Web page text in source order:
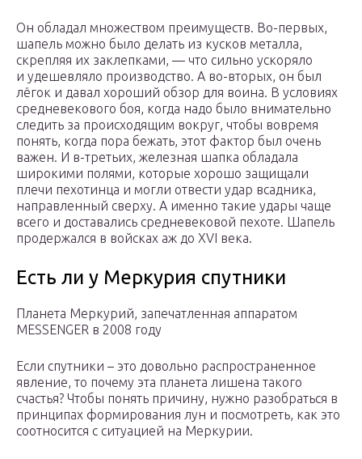
Он обладал множеством преимуществ. Во-первых,
шапель можно было делать из кусков металла,
скрепляя их заклепками, — что сильно ускоряло
и удешевляло производство. А во-вторых, он был
лёгок и давал хороший обзор для воина. В условиях
средневекового боя, когда надо было внимательно
следить за происходящим вокруг, чтобы вовремя
понять, когда пора бежать, этот фактор был очень
важен. И в-третьих, железная шапка обладала
широкими полями, которые хорошо защищали
плечи пехотинца и могли отвести удар всадника,
направленный сверху. А именно такие удары чаще
всего и доставались средневековой пехоте. Шапель
продержался в войсках аж до XVI века.
Есть ли у Меркурия спутники
Планета Меркурий, запечатленная аппаратом
MESSENGER в 2008 году
Если спутники – это довольно распространенное
явление, то почему эта планета лишена такого
счастья? Чтобы понять причину, нужно разобраться в
принципах формирования лун и посмотреть, как это
соотносится с ситуацией на Меркурии.